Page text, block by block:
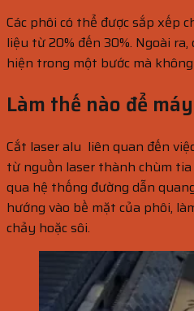
Các phôi có thể được sắp xếp
liệu từ 20% đến 30%. Ngoài
hiện trong một bước mà
Làm thế nào để
Cắt laser alu liên quan đến
từ nguồn laser thành chùm
qua hệ thống đường dẫn
hướng vào bề mặt của phôi,
chảy hoặc sôi.